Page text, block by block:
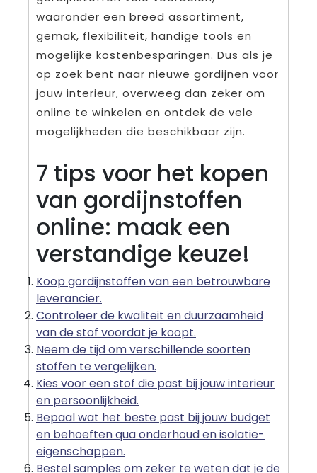
waaronder een breed assortiment,
gemak, flexibiliteit, handige tools en
mogelijke kostenbesparingen. Dus als je
op zoek bent naar nieuwe gordijnen voor
jouw interieur, overweeg dan zeker om
online te winkelen en ontdek de vele
mogelijkheden die beschikbaar zijn.
7 tips voor het kopen
van gordijnstoffen
online: maak een
verstandige keuze!
Koop gordijnstoffen van een betrouwbare
leverancier.
Controleer de kwaliteit en duurzaamheid
van de stof voordat je koopt.
Neem de tijd om verschillende soorten
stoffen te vergelijken.
Kies voor een stof die past bij jouw interieur
en persoonlijkheid.
Bepaal wat het beste past bij jouw budget
en behoeften qua onderhoud en isolatie-
eigenschappen.
Bestel samples om zeker te weten dat je de